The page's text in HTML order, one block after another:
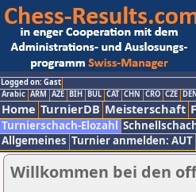
Logged on: Gast
Arabic ARM AZE BIH BUL CAT CHN CRO CZE
Home TurnierDB Meisterschaft
Turnierschach-Elozahl
Allgemeines Turnier anmelden: AUT
Willkommen bei den